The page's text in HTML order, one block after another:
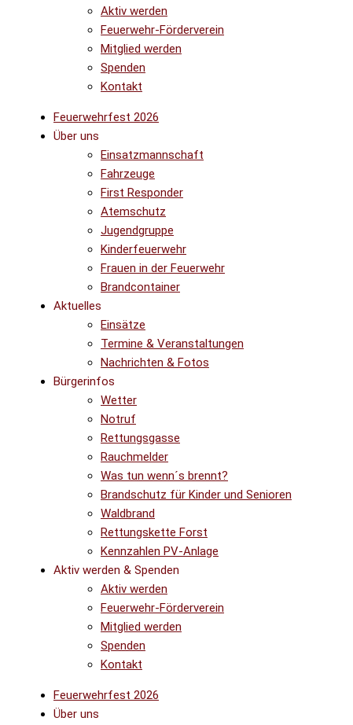
Aktiv werden
Feuerwehr-Förderverein
Mitglied werden
Spenden
Kontakt
Feuerwehrfest 2026
Über uns
Einsatzmannschaft
Fahrzeuge
First Responder
Atemschutz
Jugendgruppe
Kinderfeuerwehr
Frauen in der Feuerwehr
Brandcontainer
Aktuelles
Einsätze
Termine & Veranstaltungen
Nachrichten & Fotos
Bürgerinfos
Wetter
Notruf
Rettungsgasse
Rauchmelder
Was tun wenn´s brennt?
Brandschutz für Kinder und Senioren
Waldbrand
Rettungskette Forst
Kennzahlen PV-Anlage
Aktiv werden & Spenden
Aktiv werden
Feuerwehr-Förderverein
Mitglied werden
Spenden
Kontakt
Feuerwehrfest 2026
Über uns